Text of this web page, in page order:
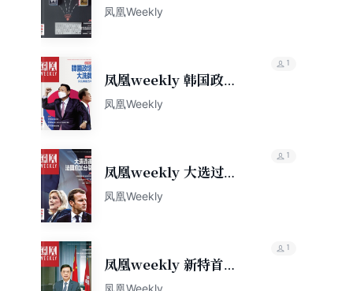
单”（2022年第13期）
凤凰Weekly
凤凰weekly 韩国政坛
大洗牌（2022年第14
凤凰Weekly
1
凤凰weekly 大选过
后，法国愈加分裂
凤凰Weekly
1
凤凰weekly 新特首，
新香港（2022年第16
凤凰Weekly
1